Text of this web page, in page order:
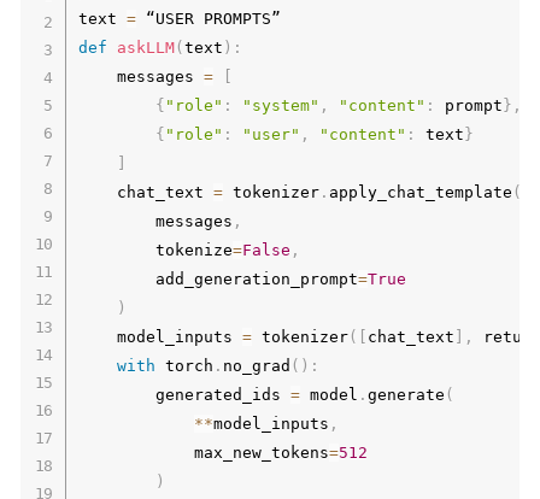
text =
def
askLLM(text ) :
    messages
=
{ "role" : "system" , "content" : prompt } ,
{ "role" : "user" , "content" : text }
    chat_text
= tokenizer . apply_chat_template (
        messages
,
        tokenize
=False ,
        add_generation_prompt
=True
)
    model_inputs
= tokenizer( chat_text ,
with torch . no_grad ( ) :
        generated_ids
= model .generate (
**model_inputs ,
            max_new_tokens
=512
)